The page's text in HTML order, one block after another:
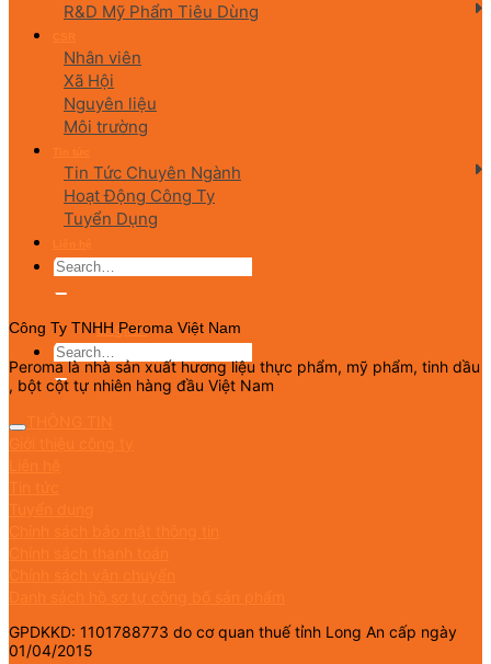
R&D Mỹ Phẩm Tiêu Dùng
Nhân viên
Xã Hội
Nguyên liệu
Môi trường
Tin Tức Chuyên Ngành
Hoạt Động Công Ty
Tuyển Dụng
English
Công Ty TNHH Peroma Việt Nam
Peroma là nhà sản xuất hương liệu thực phẩm, mỹ phẩm, tinh dầu
, bột cột tự nhiên hàng đầu Việt Nam
GPDKKD: 1101788773 do cơ quan thuế tỉnh Long An cấp ngày
01/04/2015